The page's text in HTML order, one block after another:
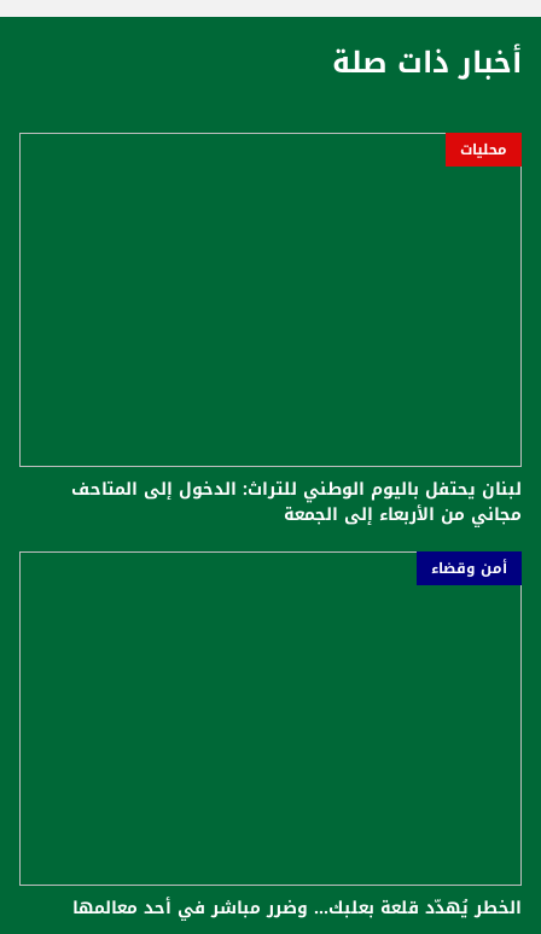
أخبار ذات صلة
محليات
لبنان يحتفل باليوم الوطني للتراث: الدخول إلى المتاحف
مجاني من الأربعاء إلى الجمعة
أمن وقضاء
الخطر يُهدّد قلعة بعلبك... وضرر مباشر في أحد معالمها